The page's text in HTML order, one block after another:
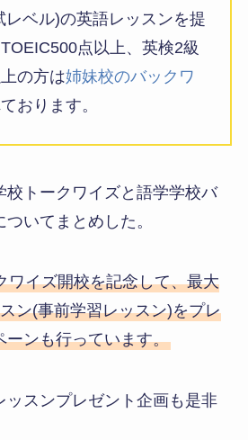
レベル)の英語レッスンを提
点以上、英検2級
の方は姉妹校のバックワ
おります。
校トークワイズと語学学校バ
いてまとめした。
ワイズ開校を記念して、最大
ン(事前学習レッスン)をプレ
ーンも行っています。
ッスンプレゼント企画も是非